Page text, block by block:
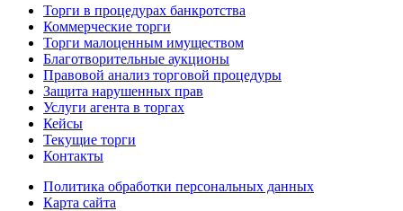
Торги в процедурах банкротства
Коммерческие торги
Торги малоценным имуществом
Благотворительные аукционы
Правовой анализ торговой процедуры
Защита нарушенных прав
Услуги агента в торгах
Кейсы
Текущие торги
Контакты
Политика обработки персональных данных
Карта сайта